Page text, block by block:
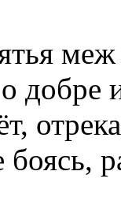
добре